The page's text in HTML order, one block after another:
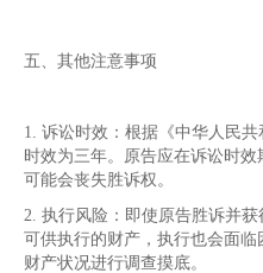
五、其他注意事项
1. 诉讼时效：根据《中华人民
时效为三年。原告应在诉讼时
可能会丧失胜诉权。
2. 执行风险：即使原告胜诉并
可供执行的财产，执行也会面
财产状况进行调查摸底。